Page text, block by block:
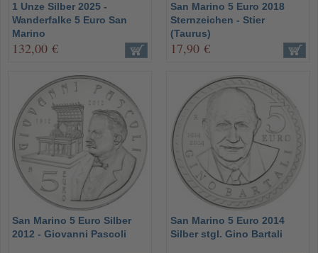
1 Unze Silber 2025 -
Wanderfalke 5 Euro San
Marino
132,00 €
San Marino 5 Euro 2018
Sternzeichen - Stier
(Taurus)
17,90 €
San Marino 5 Euro Silber
2012 - Giovanni Pascoli
San Marino 5 Euro 2014
Silber stgl. Gino Bartali